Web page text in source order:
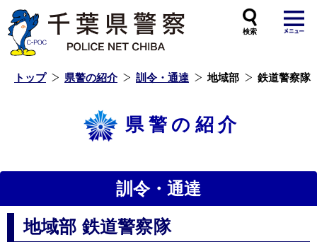
トップ 県警の紹介 訓令・通達 地域部 鉄道警察隊
県警の紹介
訓令・通達
地域部 鉄道警察隊